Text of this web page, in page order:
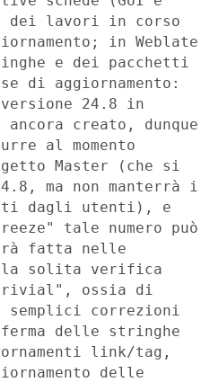
dei lavori in corso
in Weblate
e dei pacchetti
di aggiornamento:
24.8 in
creato, dunque
al momento
Master (che si
ma non manterrà i
dagli utenti), e
tale numero può
fatta nelle
la solita verifica
ossia di
semplici correzioni
delle stringhe
link/tag,
delle